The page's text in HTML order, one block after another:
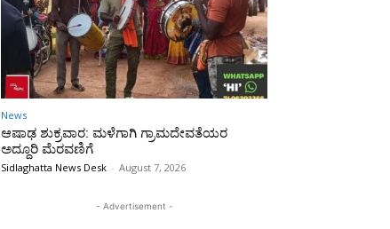
News
ಆಷಾಢ ಶುಕ್ರವಾರ: ಮಳೆಗಾಗಿ ಗ್ರಾಮದೇವತೆಯರ
ಅದ್ದೂರಿ ಮೆರವಣಿಗೆ
Sidlaghatta News Desk - August 7, 2026
- Advertisement -